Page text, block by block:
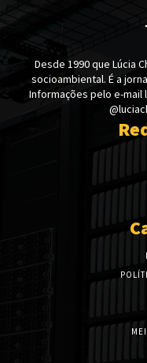
Desde 1990 que Lúcia
socioambiental. É a
Informações pelo e-mail